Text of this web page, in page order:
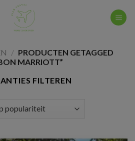
/ PRODUCTEN GETAGGED
MARRIOTT”
FILTEREN